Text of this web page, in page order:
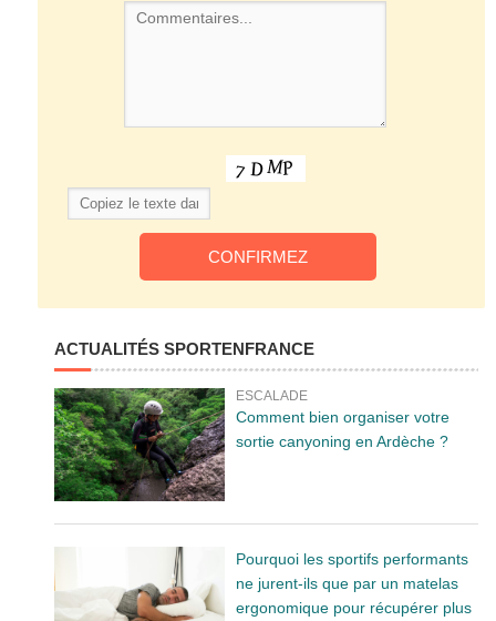
ACTUALITÉS SPORTENFRANCE
ESCALADE
Comment bien organiser votre
sortie canyoning en Ardèche ?
Pourquoi les sportifs performants
ne jurent-ils que par un matelas
ergonomique pour récupérer plus